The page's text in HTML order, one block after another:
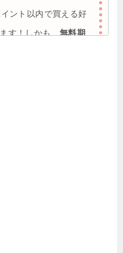
ント以内で買える好
す！しかも、無料期